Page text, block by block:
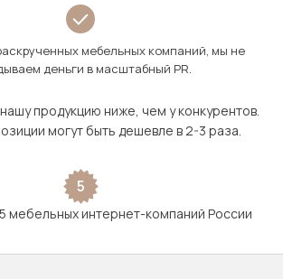
мебельных компаний, мы не
деньги в масштабный PR.
продукцию ниже, чем у конкурентов.
могут быть дешевле в 2-3 раза.
5
мебельных интернет-компаний России